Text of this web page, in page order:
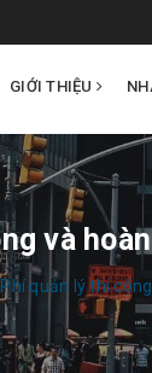
GIỚI THIỆU
và
Phí quản lý thi